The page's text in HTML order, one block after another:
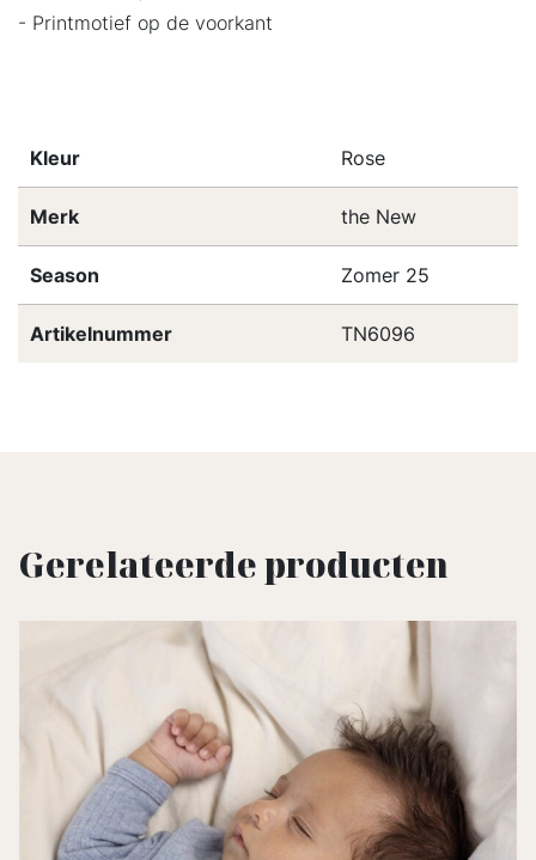
- Printmotief op de voorkant
Kleur Rose
Merk the New
Season Zomer 25
Artikelnummer TN6096
Gerelateerde producten